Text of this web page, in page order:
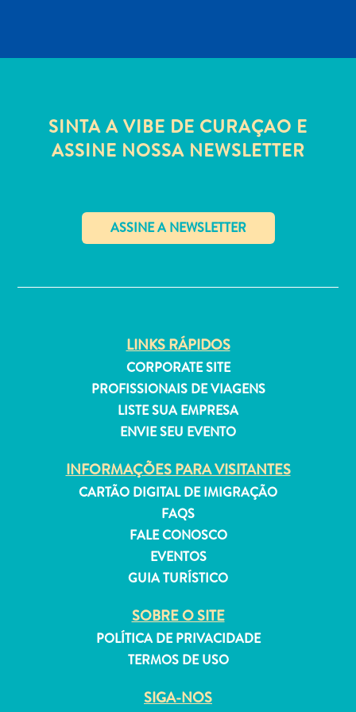
Férias
Apartamentos
sua
SINTA A VIBE DE CURAÇAO E
ASSINE NOSSA NEWSLETTER
LINKS RÁPIDOS
CORPORATE SITE
PROFISSIONAIS DE VIAGENS
LISTE SUA EMPRESA
ENVIE SEU EVENTO
INFORMAÇÕES PARA VISITANTES
CARTÃO DIGITAL DE IMIGRAÇÃO
FAQS
FALE CONOSCO
EVENTOS
GUIA TURÍSTICO
SOBRE O SITE
POLÍTICA DE PRIVACIDADE
TERMOS DE USO
SIGA-NOS